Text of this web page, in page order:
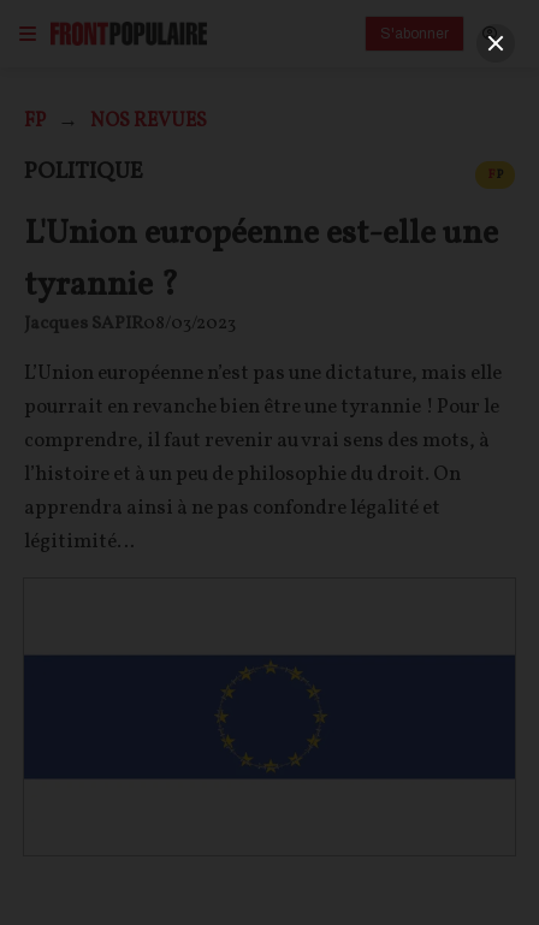
S'abonner
FP NOS REVUES
POLITIQUE FP
L'Union européenne est-elle une
tyrannie ?
Jacques SAPIR08/03/2023
L’Union européenne n’est pas une dictature, mais elle
pourrait en revanche bien être une tyrannie ! Pour le
comprendre, il faut revenir au vrai sens des mots, à
l’histoire et à un peu de philosophie du droit. On
apprendra ainsi à ne pas confondre légalité et
légitimité…